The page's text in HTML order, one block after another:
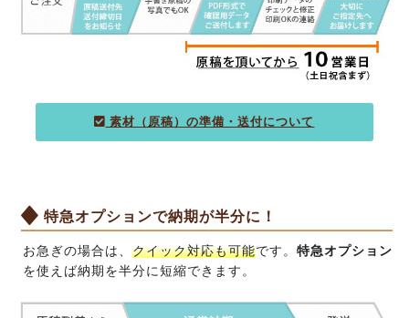
素材（原稿）の準備・送付について
特急オプションで納期が半分に！
お急ぎの場合は、 クイック対応も可能です。 特急オプション
を使えば納期を半分に短縮できます。